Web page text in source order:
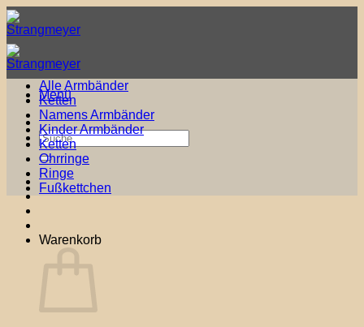
Zum
Inhalt
springen
Menü
Suche
nach:
Warenkorb
Alle Armbänder
Ketten
Namens Armbänder
Kinder Armbänder
Ketten
Ohrringe
Ringe
Fußkettchen